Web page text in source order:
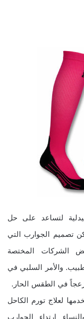
لتساعد على حل
تصميم الجوارب التي
الشركات المختصة
والأمر السلبي في
في الطقس الحار.
لعلاج تورم الكاحل